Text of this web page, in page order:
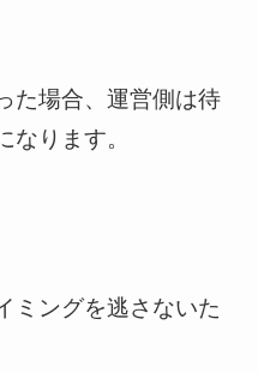
た場合、運営側は待
なります。
ミングを逃さないた